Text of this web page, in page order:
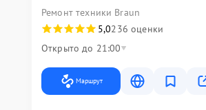
Ремонт техники Braun
5,0236 оценки
Открыто до 21:00
Маршрут